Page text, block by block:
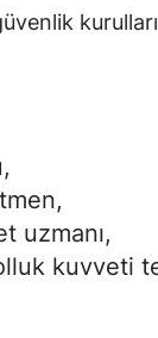
uzmanı,
kuvveti